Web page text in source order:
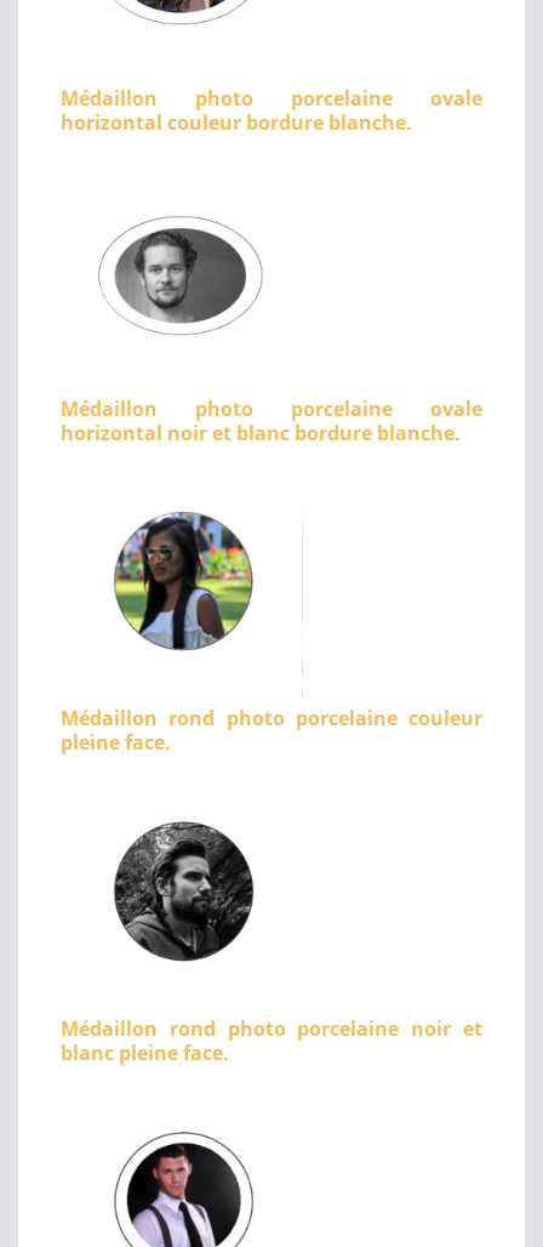
Médaillon photo porcelaine ovale
horizontal couleur bordure blanche.
Médaillon photo porcelaine ovale
horizontal noir et blanc bordure blanche.
Médaillon rond photo porcelaine couleur
pleine face.
Médaillon rond photo porcelaine noir et
blanc pleine face.